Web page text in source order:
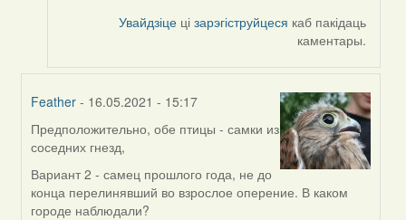
Увайдзіце цізарэгіструйцеся каб пакідаць
каментары.
Feather - 16.05.2021 - 15:17
In
reply
to
by
ZNR
Предположительно, обе птицы - самки из
соседних гнезд,
Вариант 2 - самец прошлого года, не до
конца перелинявший во взрослое оперение. В каком
городе наблюдали?